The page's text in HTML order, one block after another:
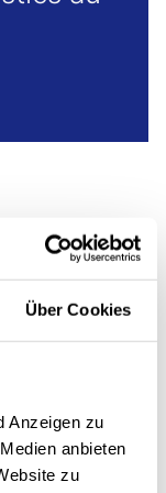
Über Cookies
Anzeigen zu
anbieten
zu
cette année
orientées vers
LogiMAT
nos
logicielles